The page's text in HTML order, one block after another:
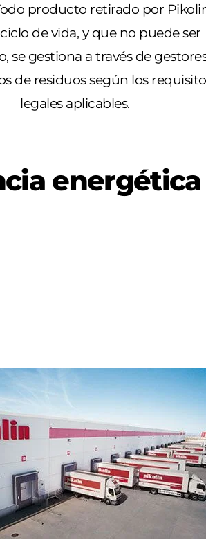
producto retirado por
de vida, y que no puede ser
se gestiona a través de
de residuos según los
legales aplicables.
energética